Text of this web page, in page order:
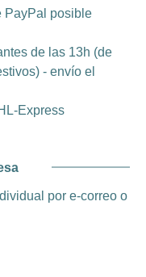
PayPal posible
de las 13h (de
- envío el
Express
por e-correo o